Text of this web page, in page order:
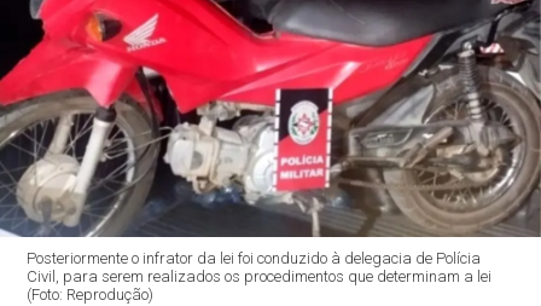
Posteriormente o infrator da lei foi conduzido à delegacia de Polícia
Civil, para serem realizados os procedimentos que determinam a lei
(Foto: Reprodução)